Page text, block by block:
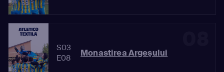
S03
E08
Monastirea Argeşului